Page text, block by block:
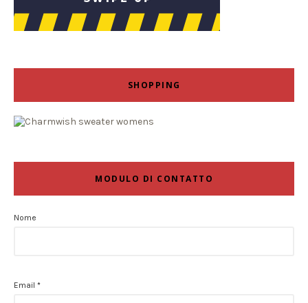
SHOPPING
MODULO DI CONTATTO
Nome
Email *